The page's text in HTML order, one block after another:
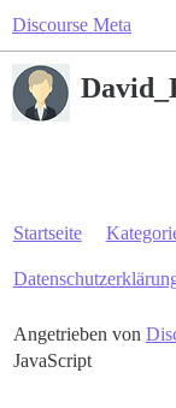
Discourse Meta
Startseite
Angetrieben von
JavaScript